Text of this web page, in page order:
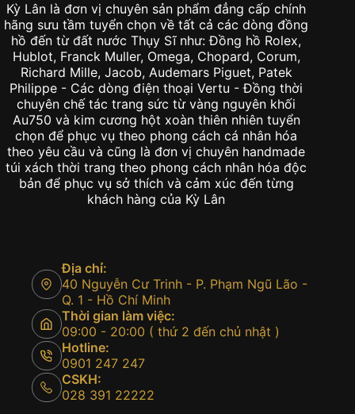
Kỳ Lân là đơn vị chuyên sản phẩm đẳng cấp chính
hãng sưu tầm tuyển chọn về tất cả các dòng đồng
hồ đến từ đất nước Thụy Sĩ như: Đồng hồ Rolex,
Hublot, Franck Muller, Omega, Chopard, Corum,
Richard Mille, Jacob, Audemars Piguet, Patek
Philippe - Các dòng điện thoại Vertu - Đồng thời
chuyên chế tác trang sức từ vàng nguyên khối
Au750 và kim cương hột xoàn thiên nhiên tuyển
chọn để phục vụ theo phong cách cá nhân hóa
theo yêu cầu và cũng là đơn vị chuyên handmade
túi xách thời trang theo phong cách nhân hóa độc
bản để phục vụ sở thích và cảm xúc đến từng
khách hàng của Kỳ Lân
Địa chỉ:
40 Nguyễn Cư Trinh - P. Phạm Ngũ Lão -
Q. 1 - Hồ Chí Minh
Thời gian làm việc:
09:00 - 20:00 ( thứ 2 đến chủ nhật )
Hotline:
0901 247 247
CSKH:
028 391 22222